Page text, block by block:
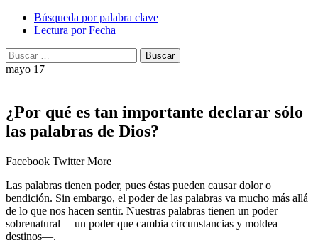
Búsqueda por palabra clave
Lectura por Fecha
Buscar:
Buscar
mayo 17
¿Por qué es tan importante declarar sólo
las palabras de Dios?
Facebook Twitter More
Las palabras tienen poder, pues éstas pueden causar dolor o
bendición. Sin embargo, el poder de las palabras va mucho más allá
de lo que nos hacen sentir. Nuestras palabras tienen un poder
sobrenatural —un poder que cambia circunstancias y moldea
destinos—.